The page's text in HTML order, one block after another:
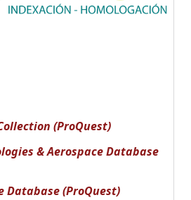
(ProQuest)
& Aerospace Database
Database (ProQuest)